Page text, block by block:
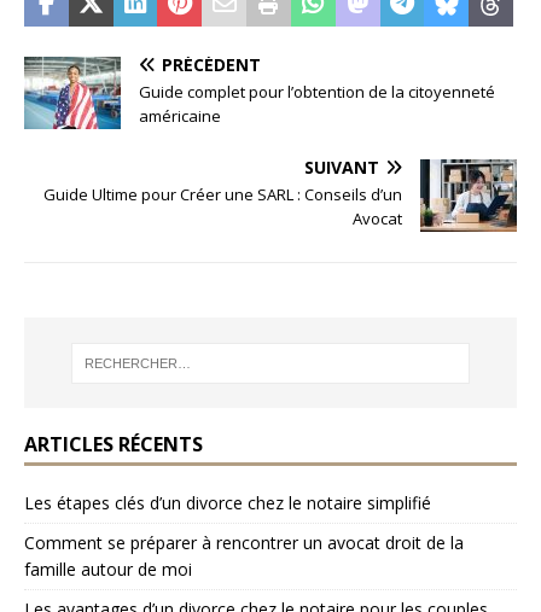
PRÉCÉDENT
Guide complet pour l’obtention de la citoyenneté
américaine
SUIVANT
Guide Ultime pour Créer une SARL : Conseils d’un
Avocat
ARTICLES RÉCENTS
Les étapes clés d’un divorce chez le notaire simplifié
Comment se préparer à rencontrer un avocat droit de la
famille autour de moi